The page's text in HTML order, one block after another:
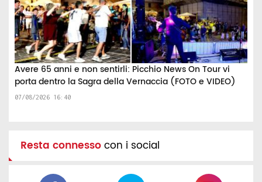
Avere 65 anni e non sentirli: Picchio News On Tour vi
porta dentro la Sagra della Vernaccia (FOTO e VIDEO)
07/08/2026 16:40
Resta connessocon i social